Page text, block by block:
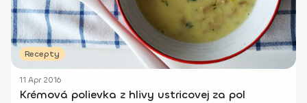
Recepty
11 Apr 2016
Krémová polievka z hlivy ustricovej za pol